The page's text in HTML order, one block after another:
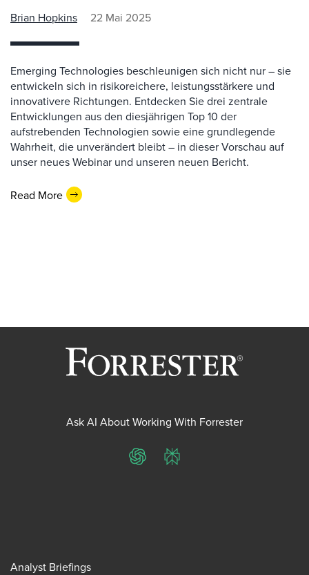
Brian Hopkins 22 Mai 2025
Emerging Technologies beschleunigen sich nicht nur – sie
entwickeln sich in risikoreichere, leistungsstärkere und
innovativere Richtungen. Entdecken Sie drei zentrale
Entwicklungen aus den diesjährigen Top 10 der
aufstrebenden Technologien sowie eine grundlegende
Wahrheit, die unverändert bleibt – in dieser Vorschau auf
unser neues Webinar und unseren neuen Bericht.
Read More
Ask AI About Working With Forrester
ChatGPTPerplexity
Analyst Briefings